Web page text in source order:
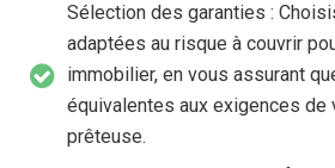
Sélection des garanties :
adaptées au risque à couvrir
immobilier, en vous assurant
équivalentes aux exigences de
prêteuse.